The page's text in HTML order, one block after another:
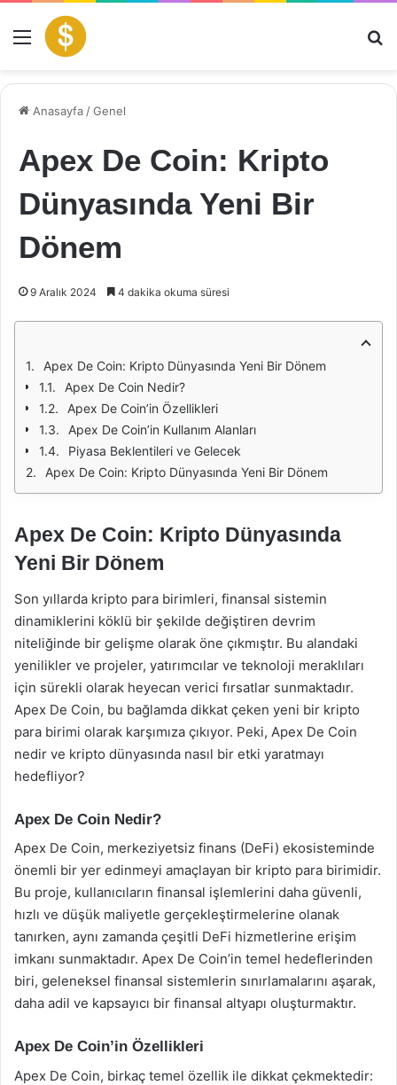
Menü
Anasayfa /Genel
Apex De Coin: Kripto
Dünyasında Yeni Bir
Dönem
9 Aralık 2024 4 dakika okuma süresi
Apex De Coin: Kripto Dünyasında Yeni Bir Dönem
Apex De Coin Nedir?
Apex De Coin’in Özellikleri
Apex De Coin’in Kullanım Alanları
Piyasa Beklentileri ve Gelecek
Apex De Coin: Kripto Dünyasında Yeni Bir Dönem
Apex De Coin: Kripto Dünyasında
Yeni Bir Dönem
Son yıllarda kripto para birimleri, finansal sistemin
dinamiklerini köklü bir şekilde değiştiren devrim
niteliğinde bir gelişme olarak öne çıkmıştır. Bu alandaki
yenilikler ve projeler, yatırımcılar ve teknoloji meraklıları
için sürekli olarak heyecan verici fırsatlar sunmaktadır.
Apex De Coin, bu bağlamda dikkat çeken yeni bir kripto
para birimi olarak karşımıza çıkıyor. Peki, Apex De Coin
nedir ve kripto dünyasında nasıl bir etki yaratmayı
hedefliyor?
Apex De Coin Nedir?
Apex De Coin, merkeziyetsiz finans (DeFi) ekosisteminde
önemli bir yer edinmeyi amaçlayan bir kripto para birimidir.
Bu proje, kullanıcıların finansal işlemlerini daha güvenli,
hızlı ve düşük maliyetle gerçekleştirmelerine olanak
tanırken, aynı zamanda çeşitli DeFi hizmetlerine erişim
imkanı sunmaktadır. Apex De Coin’in temel hedeflerinden
biri, geleneksel finansal sistemlerin sınırlamalarını aşarak,
daha adil ve kapsayıcı bir finansal altyapı oluşturmaktır.
Apex De Coin’in Özellikleri
Apex De Coin, birkaç temel özellik ile dikkat çekmektedir: